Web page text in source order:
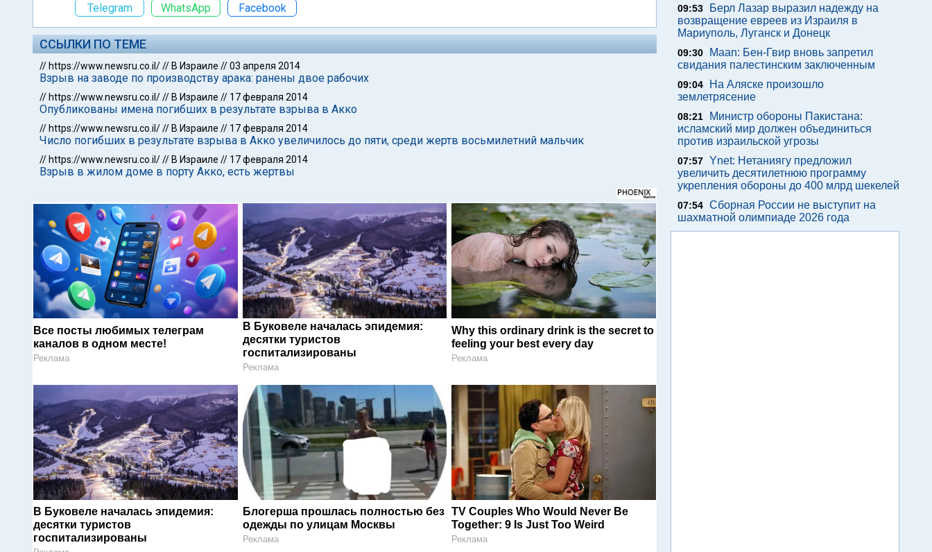
Telegram
WhatsApp Facebook
ССЫЛКИ ПО ТЕМЕ
// https://www.newsru.co.il/// В Израиле //03 апреля 2014
Взрыв на заводе по производству арака: ранены двое рабочих
// https://www.newsru.co.il/// В Израиле // 17 февраля 2014
Опубликованы имена погибших в результате взрыва в Акко
// https://www.newsru.co.il/// В Израиле // 17 февраля 2014
Число погибших в результате взрыва в Акко увеличилось до пяти, среди жертв восьмилетний мальчик
// https://www.newsru.co.il/// В Израиле // 17 февраля 2014
Взрыв в жилом доме в порту Акко, есть жертвы
Все посты любимых телеграм
каналов в одном месте!
Реклама
В Буковеле началась эпидемия:
десятки туристов
госпитализированы
Реклама
Why this ordinary drink is the secret to
feeling your best every day
Реклама
В Буковеле началась эпидемия:
десятки туристов
госпитализированы
Блогерша прошлась полностью без
одежды по улицам Москвы
Реклама
TV Couples Who Would Never Be
Together: 9 Is Just Too Weird
Реклама
09:53
Берл Лазар выразил надежду на
возвращение евреев из Израиля в
Мариуполь, Луганск и Донецк
09:30
Maan: Бен-Гвир вновь запретил
свидания палестинским заключенным
09:04
На Аляске произошло
землетрясение
08:21
Министр обороны Пакистана:
исламский мир должен объединиться
против израильской угрозы
07:57 Ynet: Нетаниягу предложил
увеличить десятилетнюю программу
укрепления обороны до 400 млрд шекелей
07:54 Сборная России не выступит на
шахматной олимпиаде 2026 года